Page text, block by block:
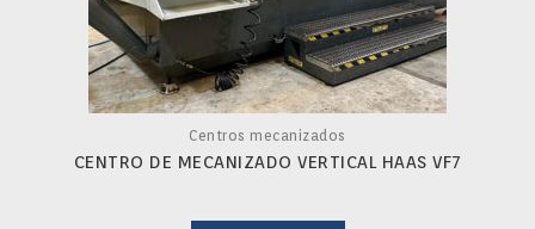
Centros mecanizados
CENTRO DE MECANIZADO VERTICAL HAAS VF7